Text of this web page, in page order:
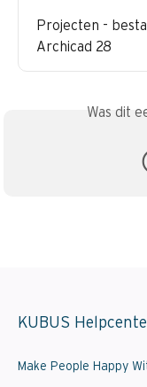
Projecten -
Archicad 28
Was dit
KUBUS
Make People Happy